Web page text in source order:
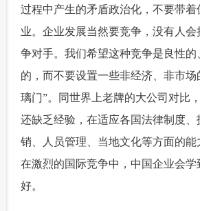
过程中产生的矛盾政治化，不要带着
业。企业发展当然要竞争，没有人
争对手。我们希望这种竞争是良性
的，而不要设置一些非经济、非市场
璃门”。同世界上老牌的大公司对比
还缺乏经验，在适应各国法律制度
销、人员管理、当地文化等方面的能
在激烈的国际竞争中，中国企业会
好。